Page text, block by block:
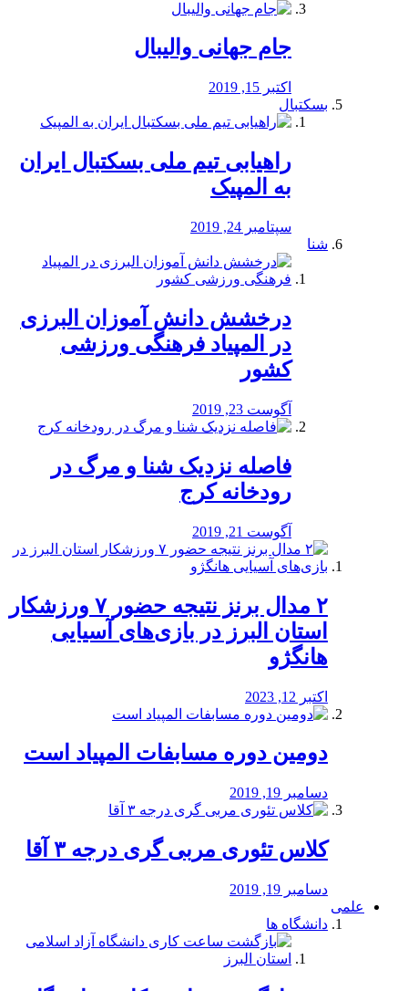
جام جهانی والیبال
اکتبر 15, 2019
بسکتبال
راهیابی تیم ملی بسکتبال ایران
به المپیک
سپتامبر 24, 2019
شنا
درخشش دانش آموزان البرزی
در المپیاد فرهنگی ورزشی
کشور
آگوست 23, 2019
️فاصله نزدیک شنا و مرگ در
رودخانه کرج
آگوست 21, 2019
۲ مدال برنز نتیجه حضور ۷ ورزشکار
استان البرز در بازی‌های آسیایی
هانگژو
اکتبر 12, 2023
دومین دوره مسابفات المپیاد است
دسامبر 19, 2019
کلاس تئوری مربی گری درجه ۳ آقا
دسامبر 19, 2019
علمی
دانشگاه ها